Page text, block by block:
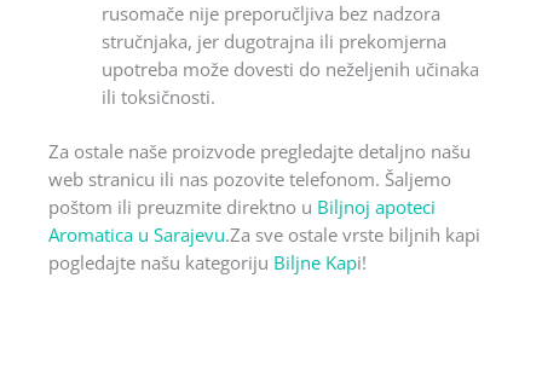
rusomače nije preporučljiva bez nadzora
stručnjaka, jer dugotrajna ili prekomjerna
upotreba može dovesti do neželjenih učinaka
ili toksičnosti.
Za ostale naše proizvode pregledajte detaljno našu
web stranicu ili nas pozovite telefonom. Šaljemo
poštom ili preuzmite direktno u Biljnoj apoteci
Aromatica u Sarajevu.Za sve ostale vrste biljnih kapi
pogledajte našu kategoriju Biljne Kapi!